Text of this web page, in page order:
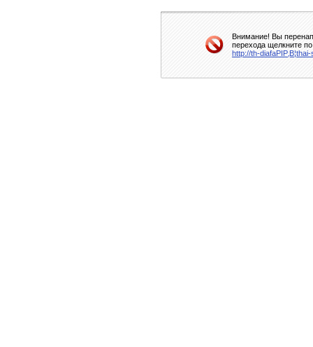
Внимание! Вы
перехода щелкните
http://th-